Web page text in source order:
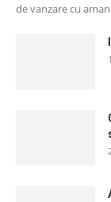
de vanzare cu